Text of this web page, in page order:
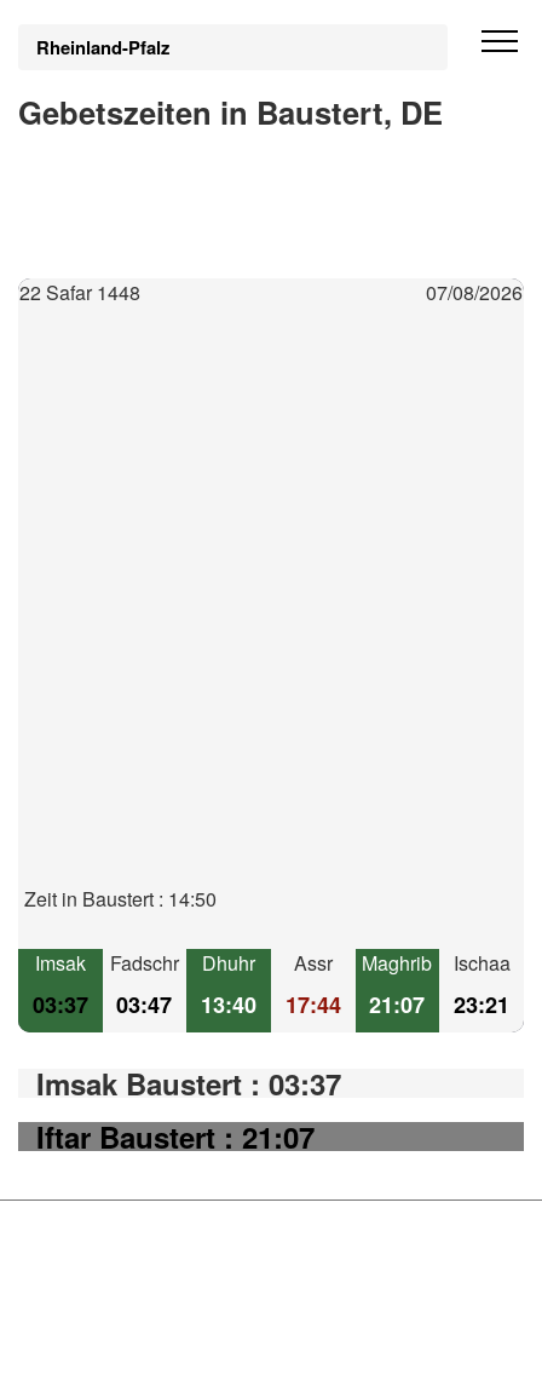
Rheinland-Pfalz
Gebetszeiten in Baustert, DE
22 Safar 1448 07/08/2026
Zeit in Baustert : 14:50
Imsak
03:37
Fadschr
03:47
Dhuhr
13:40
Assr
17:44
Maghrib
21:07
Ischaa
23:21
Imsak Baustert : 03:37
Iftar Baustert : 21:07